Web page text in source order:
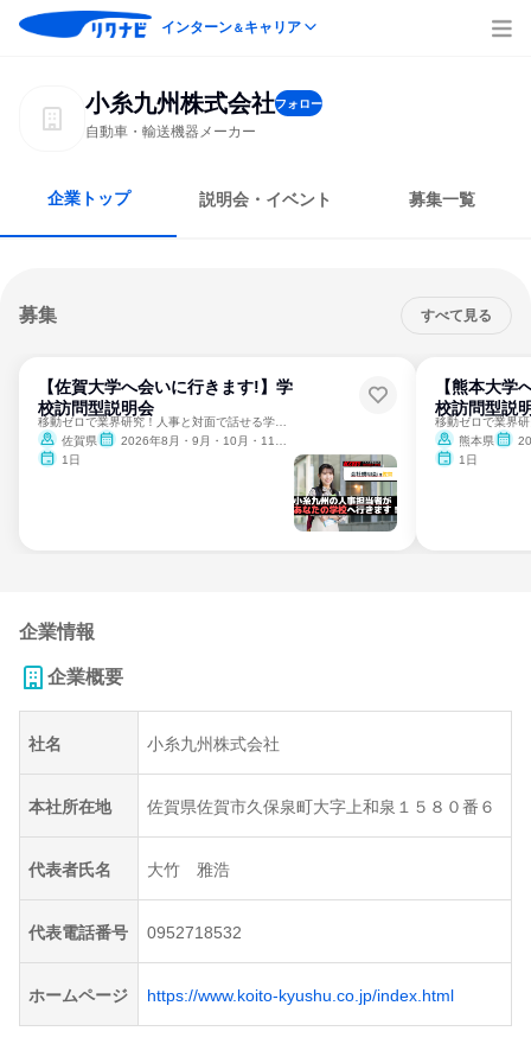
インターン＆キャリア
小糸九州株式会社フォロー
自動車・輸送機器メーカー
企業トップ 説明会・イベント 募集一覧
募集 すべて見る
【佐賀大学へ会いに行きます!】学
校訪問型説明会
佐賀県
2026年8月・9月・10月・11月・12月、2027年1月・2月
1日
【熊本大学
校訪問型説
熊本県
1日
企業情報
企業概要
社名 小糸九州株式会社
本社所在地 佐賀県佐賀市久保泉町大字上和泉１５８０番６
代表者氏名 大竹 雅浩
代表電話番号 0952718532
ホームページ https://www.koito-kyushu.co.jp/index.html